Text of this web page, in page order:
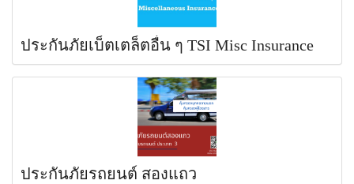
ประกันภัยเบ็ตเตล็ตอื่น ๆ TSI Misc Insurance
ประกันภัยรถยนต์ สองแถว